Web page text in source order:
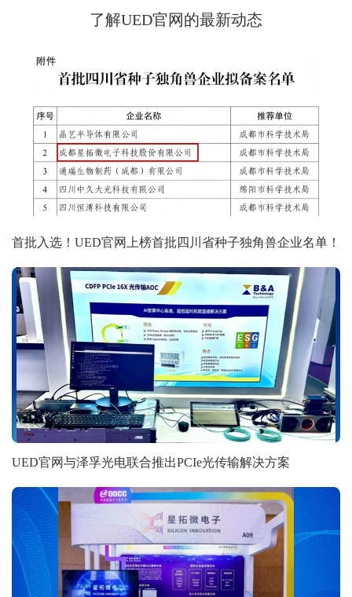
了解UED官网的最新动态
首批入选！UED官网上榜首批四川省种子独角兽企业名单！
UED官网与泽孚光电联合推出PCIe光传输解决方案